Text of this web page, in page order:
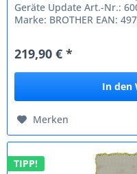
Geräte Update Art.-Nr.:
Marke: BROTHER EAN:
219,90 € *
In den
Merken
TIPP!